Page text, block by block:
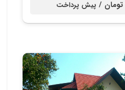
پیش پرداخت